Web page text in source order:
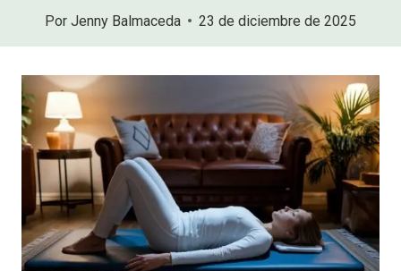
Por Jenny Balmaceda 23 de diciembre de 2025